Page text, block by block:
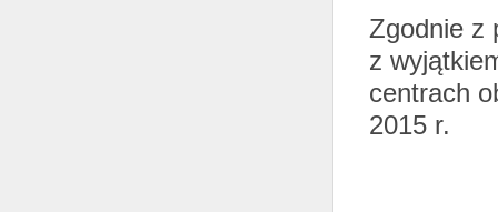
Zgodnie z
z
centrach
2015 r.